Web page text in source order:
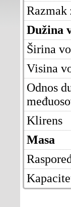
Razmak
Dužina
Širina
Visina
Odnos
Klirens
Masa